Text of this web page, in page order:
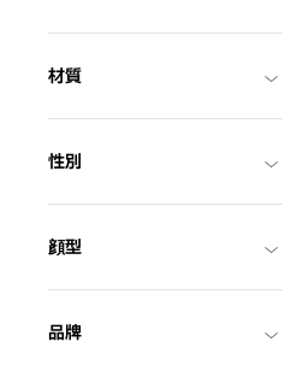
材質
性別
顔型
品牌